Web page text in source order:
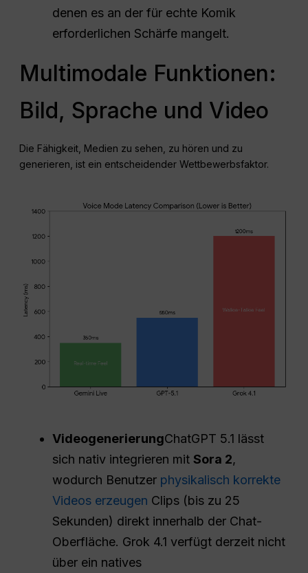
denen es an der für echte Komik
erforderlichen Schärfe mangelt.
Multimodale Funktionen:
Bild, Sprache und Video
Die Fähigkeit, Medien zu sehen, zu hören und zu
generieren, ist ein entscheidender Wettbewerbsfaktor.
VideogenerierungChatGPT 5.1 lässt
sich nativ integrieren mitSora 2,
wodurch Benutzer physikalisch korrekte
Videos erzeugen Clips (bis zu 25
Sekunden) direkt innerhalb der Chat-
Oberfläche. Grok 4.1 verfügt derzeit nicht
über ein natives